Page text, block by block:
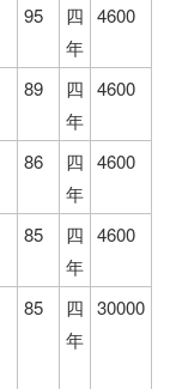
95
四
年
4600
89
四
年
4600
86
四
年
4600
85
四
年
4600
85
四
年
30000